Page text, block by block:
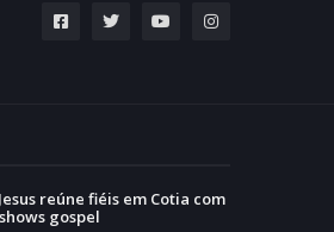
reúne fiéis em Cotia com
gospel